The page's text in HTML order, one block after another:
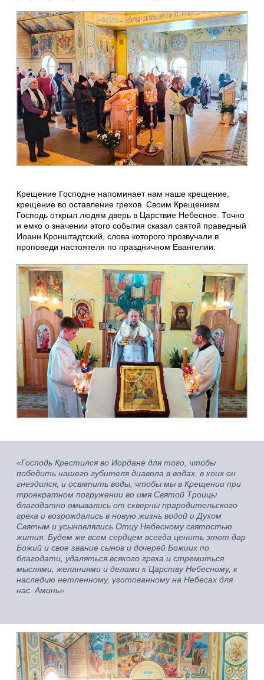
Крещение Господне напоминает нам наше крещение,
крещение во оставление грехов. Своим Крещением
Господь открыл людям дверь в Царствие Небесное. Точно
и емко о значении этого события сказал святой праведный
Иоанн Кронштадтский, слова которого прозвучали в
проповеди настоятеля по праздничном Евангелии:
«Господь Крестился во Иордане для того, чтобы
победить нашего губителя диавола в водах, в коих он
гнездился, и освятить воды, чтобы мы в Крещении при
троекратном погружении во имя Святой Троицы
благодатно омывались от скверны прародительского
греха и возрождались в новую жизнь водой и Духом
Святым и усыновлялись Отцу Небесному святостью
жития. Будем же всем сердцем всегда ценить этот дар
Божий и свое звание сынов и дочерей Божиих по
благодати, удаляться всякого греха и стремиться
мыслями, желаниями и делами к Царству Небесному, к
наследию нетленному, уготованному на Небесах для
нас. Аминь».